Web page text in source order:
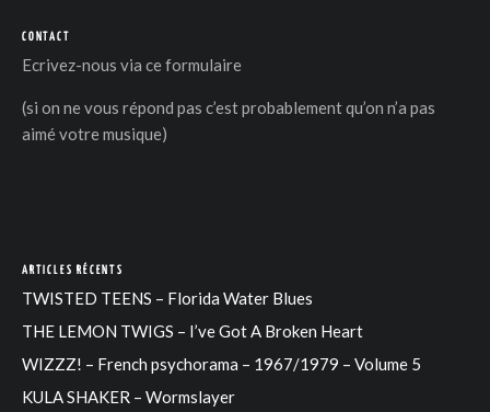
CONTACT
Ecrivez-nous via ce formulaire
(si on ne vous répond pas c’est probablement qu’on n’a pas
aimé votre musique)
ARTICLES RÉCENTS
TWISTED TEENS – Florida Water Blues
THE LEMON TWIGS – I’ve Got A Broken Heart
WIZZZ! – French psychorama – 1967/1979 – Volume 5
KULA SHAKER – Wormslayer